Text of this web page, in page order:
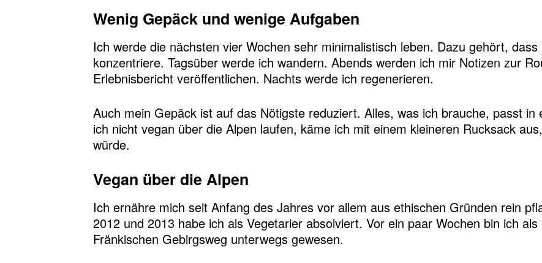
Wenig Gepäck und wenige Aufgaben
Ich werde die nächsten vier Wochen sehr minimalistisch leben. Dazu gehört,
konzentriere. Tagsüber werde ich wandern. Abends werden ich mir Notizen zur
Erlebnisbericht veröffentlichen. Nachts werde ich regenerieren.
Auch mein Gepäck ist auf das Nötigste reduziert. Alles, was ich brauche, passt in
ich nicht vegan über die Alpen laufen, käme ich mit einem kleineren Rucksack
würde.
Vegan über die Alpen
Ich ernähre mich seit Anfang des Jahres vor allem aus ethischen Gründen rein
2012 und 2013 habe ich als Vegetarier absolviert. Vor ein paar Wochen bin ich
Fränkischen Gebirgsweg unterwegs gewesen.